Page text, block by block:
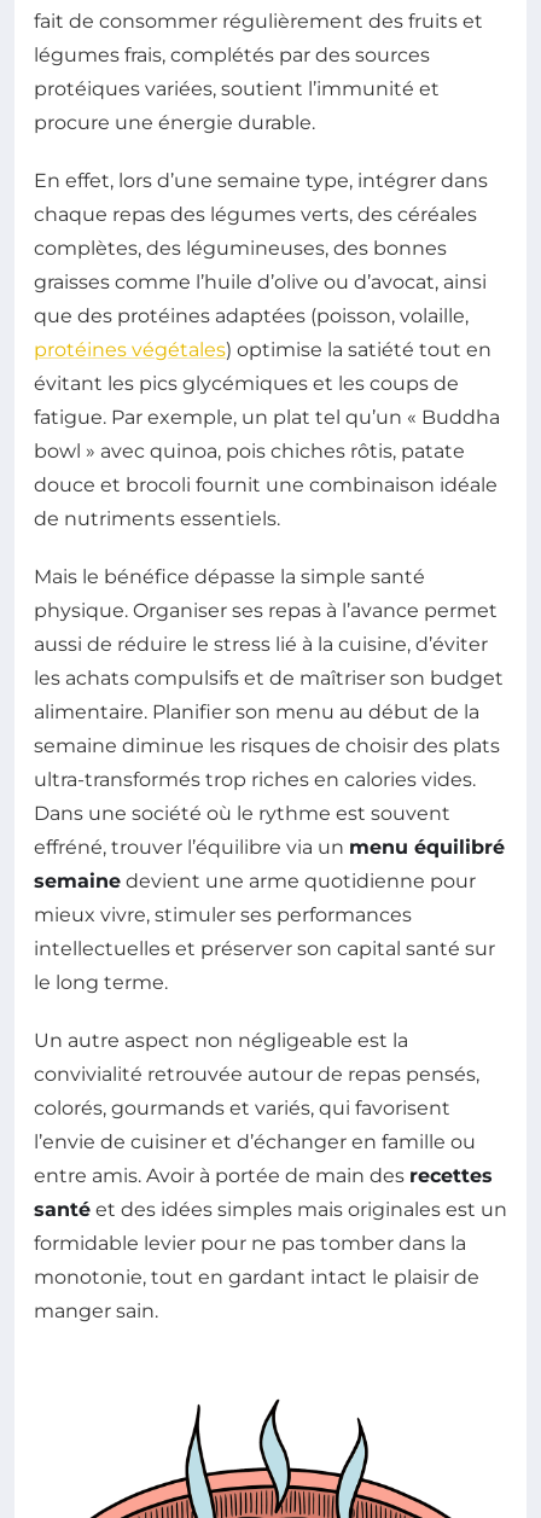
fait de consommer régulièrement des fruits et
légumes frais, complétés par des sources
protéiques variées, soutient l’immunité et
procure une énergie durable.
En effet, lors d’une semaine type, intégrer dans
chaque repas des légumes verts, des céréales
complètes, des légumineuses, des bonnes
graisses comme l’huile d’olive ou d’avocat, ainsi
que des protéines adaptées (poisson, volaille,
protéines végétales) optimise la satiété tout en
évitant les pics glycémiques et les coups de
fatigue. Par exemple, un plat tel qu’un « Buddha
bowl » avec quinoa, pois chiches rôtis, patate
douce et brocoli fournit une combinaison idéale
de nutriments essentiels.
Mais le bénéfice dépasse la simple santé
physique. Organiser ses repas à l’avance permet
aussi de réduire le stress lié à la cuisine, d’éviter
les achats compulsifs et de maîtriser son budget
alimentaire. Planifier son menu au début de la
semaine diminue les risques de choisir des plats
ultra-transformés trop riches en calories vides.
Dans une société où le rythme est souvent
effréné, trouver l’équilibre via un menu équilibré
semaine devient une arme quotidienne pour
mieux vivre, stimuler ses performances
intellectuelles et préserver son capital santé sur
le long terme.
Un autre aspect non négligeable est la
convivialité retrouvée autour de repas pensés,
colorés, gourmands et variés, qui favorisent
l’envie de cuisiner et d’échanger en famille ou
entre amis. Avoir à portée de main des recettes
santé et des idées simples mais originales est un
formidable levier pour ne pas tomber dans la
monotonie, tout en gardant intact le plaisir de
manger sain.